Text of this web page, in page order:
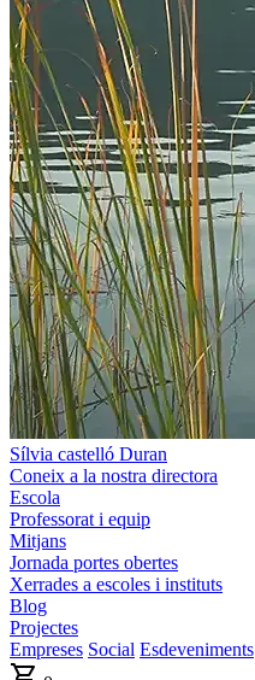
Sílvia castelló Duran
Coneix a la nostra directora
Escola
Professorat i equip
Mitjans
Jornada portes obertes
Xerrades a escoles i instituts
Blog
Projectes
Empreses Social Esdeveniments